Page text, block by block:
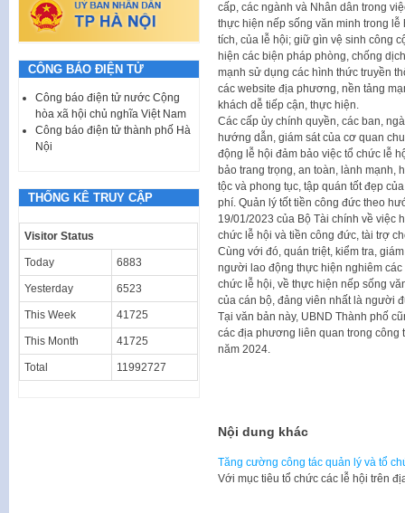
cấp, các ngành và Nhân dân trong
thực hiện nếp sống văn minh trong
tích, của lễ hội; giữ gìn vệ sinh công
hiện các biện pháp phòng, chống
mạnh sử dụng các hình thức truyền
các website địa phương, nền tảng
khách dễ tiếp cận, thực hiện.
Các cấp ủy chính quyền, các ban,
hướng dẫn, giám sát của cơ quan
động lễ hội đảm bảo việc tổ chức lễ
bảo trang trọng, an toàn, lành mạnh,
tộc và phong tục, tập quán tốt đẹp
phí. Quản lý tốt tiền công đức theo
19/01/2023 của Bộ Tài chính về việc
chức lễ hội và tiền công đức, tài trợ
Cùng với đó, quán triệt, kiểm tra,
người lao động thực hiện nghiêm
chức lễ hội, về thực hiện nếp sống
của cán bộ, đảng viên nhất là người
Tại văn bản này, UBND Thành phố
các địa phương liên quan trong công
năm 2024.
Nội dung khác
Tăng cường công tác quản lý và tổ
Với mục tiêu tổ chức các lễ hội trên
CÔNG BÁO ĐIỆN TỬ
Công báo điện tử nước Cộng
hòa xã hội chủ nghĩa Việt Nam
Công báo điện tử thành phố Hà
Nội
THỐNG KÊ TRUY CẬP
Visitor Status
Today 6883
Yesterday 6523
This Week 41725
This Month 41725
Total 11992727